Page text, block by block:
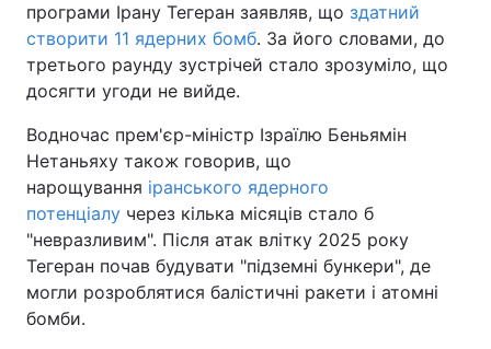
програми Ірану Тегеран заявляв, що здатний
створити 11 ядерних бомб. За його словами, до
третього раунду зустрічей стало зрозуміло, що
досягти угоди не вийде.
Водночас прем'єр-міністр Ізраїлю Беньямін
Нетаньяху також говорив, що
нарощування іранського ядерного
потенціалу через кілька місяців стало б
"невразливим". Після атак влітку 2025 року
Тегеран почав будувати "підземні бункери", де
могли розроблятися балістичні ракети і атомні
бомби.